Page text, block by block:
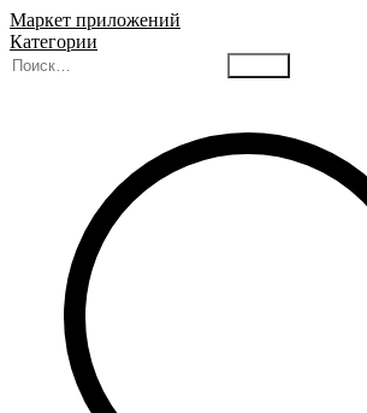
Маркет приложений
Категории